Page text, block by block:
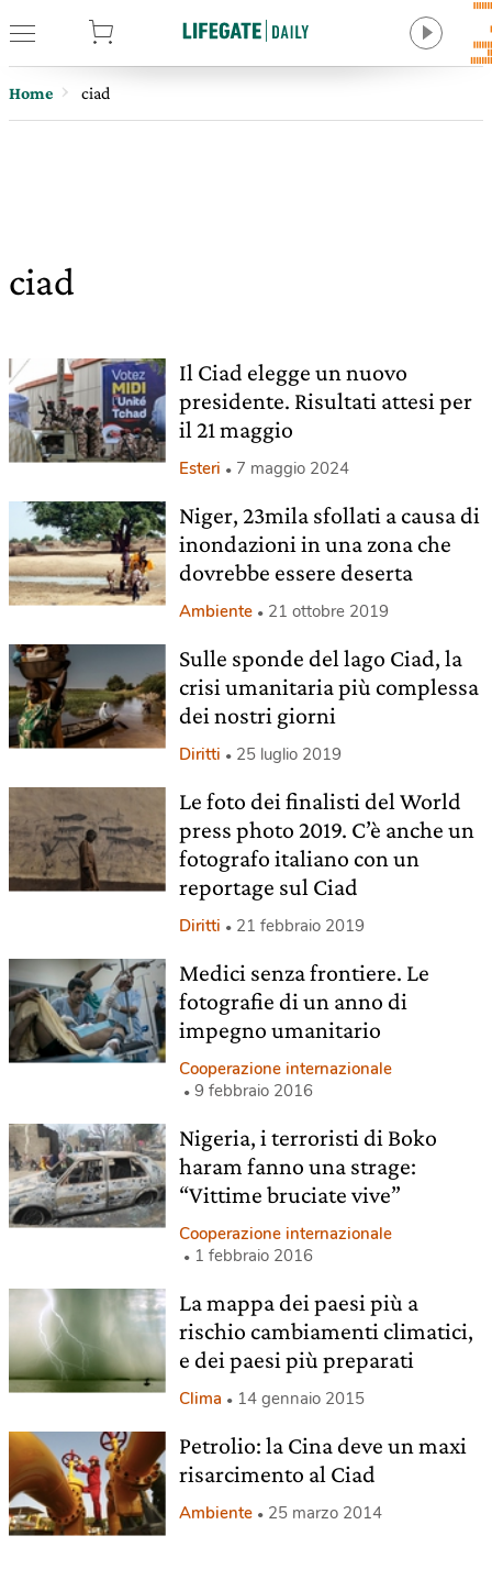
Home ciad
ciad
Il Ciad elegge un nuovo
presidente. Risultati attesi per
il 21 maggio
Esteri 7 maggio 2024
Niger, 23mila sfollati a causa di
inondazioni in una zona che
dovrebbe essere deserta
Ambiente 21 ottobre 2019
Sulle sponde del lago Ciad, la
crisi umanitaria più complessa
dei nostri giorni
Diritti 25 luglio 2019
Le foto dei finalisti del World
press photo 2019. C’è anche un
fotografo italiano con un
reportage sul Ciad
Diritti 21 febbraio 2019
Medici senza frontiere. Le
fotografie di un anno di
impegno umanitario
Cooperazione internazionale
9 febbraio 2016
Nigeria, i terroristi di Boko
haram fanno una strage:
“Vittime bruciate vive”
Cooperazione internazionale
1 febbraio 2016
La mappa dei paesi più a
rischio cambiamenti climatici,
e dei paesi più preparati
Clima 14 gennaio 2015
Petrolio: la Cina deve un maxi
risarcimento al Ciad
Ambiente 25 marzo 2014